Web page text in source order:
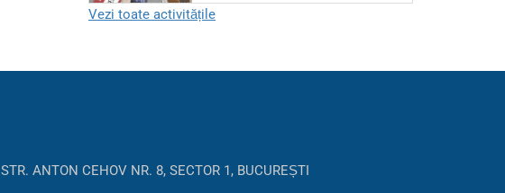
Vezi toate activitățile
STR. ANTON CEHOV NR. 8, SECTOR 1, BUCUREȘTI